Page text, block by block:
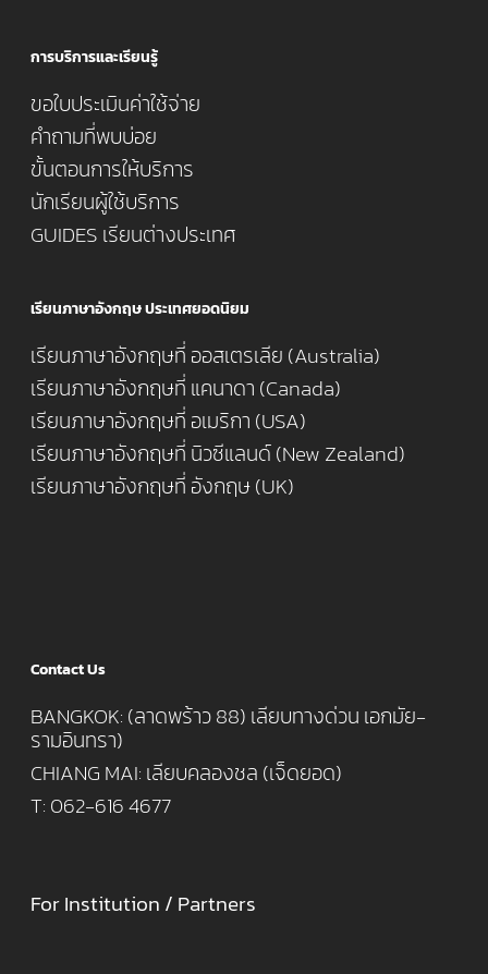
การบริการและเรียนรู้
ขอใบประเมินค่าใช้จ่าย
คำถามที่พบบ่อย
ขั้นตอนการให้บริการ
นักเรียนผู้ใช้บริการ
GUIDES เรียนต่างประเทศ
เรียนภาษาอังกฤษ ประเทศยอดนิยม
เรียนภาษาอังกฤษที่ ออสเตรเลีย (Australia)
เรียนภาษาอังกฤษที่ แคนาดา (Canada)
เรียนภาษาอังกฤษที่ อเมริกา (USA)
เรียนภาษาอังกฤษที่ นิวซีแลนด์ (New Zealand)
เรียนภาษาอังกฤษที่ อังกฤษ (UK)
Contact Us
BANGKOK: (ลาดพร้าว 88) เลียบทางด่วน เอกมัย-
รามอินทรา)
CHIANG MAI: เลียบคลองชล (เจ็ดยอด)
T: 062-616 4677
For Institution / Partners